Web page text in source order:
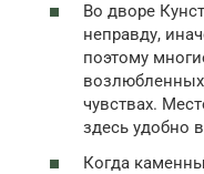
Во дворе
неправду,
поэтому
чувствах.
здесь удобно
Когда